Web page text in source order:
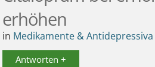
erhöhen
in Medikamente & Antidepressiva
Antworten +